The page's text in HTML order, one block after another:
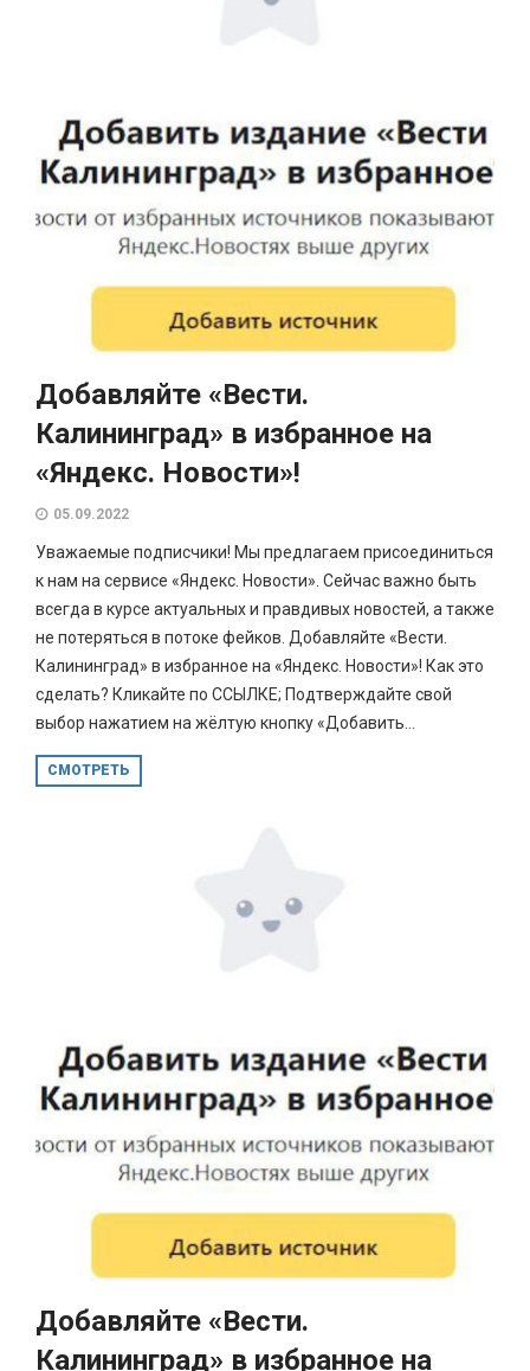
Добавляйте «Вести.
Калининград» в избранное на
«Яндекс. Новости»!
05.09.2022
Уважаемые подписчики! Мы предлагаем присоединиться
к нам на сервисе «Яндекс. Новости». Сейчас важно быть
всегда в курсе актуальных и правдивых новостей, а также
не потеряться в потоке фейков. Добавляйте «Вести.
Калининград» в избранное на «Яндекс. Новости»! Как это
сделать? Кликайте по ССЫЛКЕ; Подтверждайте свой
выбор нажатием на жёлтую кнопку «Добавить...
СМОТРЕТЬ
Добавляйте «Вести.
Калининград» в избранное на